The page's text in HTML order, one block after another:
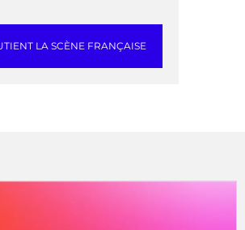
LA SCÈNE FRANÇAISE